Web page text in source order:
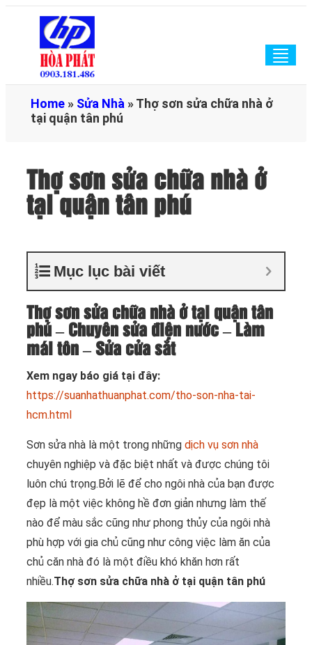
Home » Sửa Nhà »Thợ sơn sửa chữa nhà ở
tại quận tân phú
Thợ sơn sửa chữa nhà ở
tại quận tân phú
Mục lục bài viết
Thợ sơn sửa chữa nhà ở tại quận tân
phú – Chuyên sửa điện nước – Làm
mái tôn – Sửa cửa sắt
Xem ngay báo giá tại đây:
https://suanhathuanphat.com/tho-son-nha-tai-
hcm.html
Sơn sửa nhà là một trong những dịch vụ sơn nhà
chuyên nghiệp và đặc biệt nhất và được chúng tôi
luôn chú trọng.Bởi lẽ để cho ngôi nhà của bạn được
đẹp là một việc không hề đơn giản nhưng làm thế
nào để màu sắc cũng như phong thủy của ngôi nhà
phù hợp với gia chủ cũng như công việc làm ăn của
chủ căn nhà đó là một điều khó khăn hơn rất
nhiều.Thợ sơn sửa chữa nhà ở tại quận tân phú